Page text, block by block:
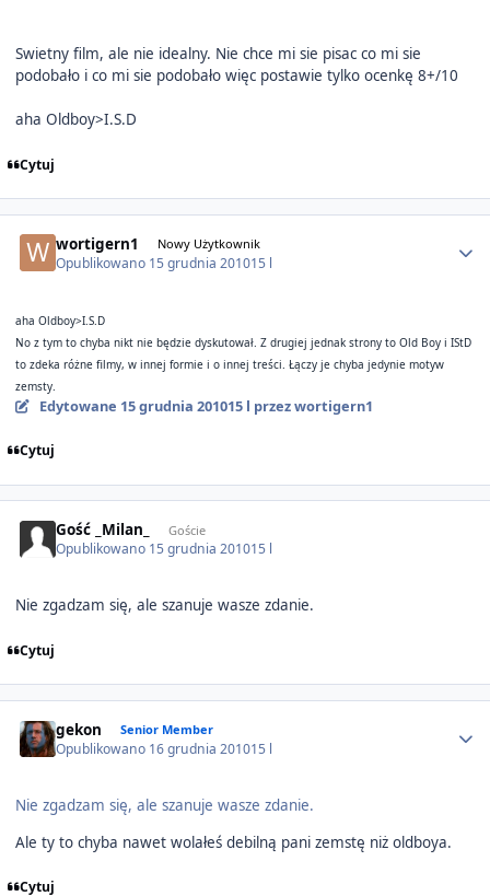
Swietny film, ale nie idealny. Nie chce mi sie pisac co mi sie
podobało i co mi sie podobało więc postawie tylko ocenkę 8+/10
aha Oldboy>I.S.D
Cytuj
wortigern1 Nowy Użytkownik
Opublikowano 15 grudnia 201015 l
aha Oldboy>I.S.D
No z tym to chyba nikt nie będzie dyskutował. Z drugiej jednak strony to Old Boy i IStD
to zdeka różne filmy, w innej formie i o innej treści. Łączy je chyba jedynie motyw
zemsty.
Edytowane 15 grudnia 201015 l przez wortigern1
Cytuj
Gość _Milan_ Goście
Opublikowano 15 grudnia 201015 l
Nie zgadzam się, ale szanuje wasze zdanie.
Cytuj
gekon Senior Member
Opublikowano 16 grudnia 201015 l
Nie zgadzam się, ale szanuje wasze zdanie.
Ale ty to chyba nawet wolałeś debilną pani zemstę niż oldboya.
Cytuj